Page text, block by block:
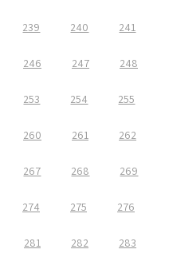
239 240 241
246 247 248
253 254 255
260 261 262
267 268 269
274 275 276
281 282 283